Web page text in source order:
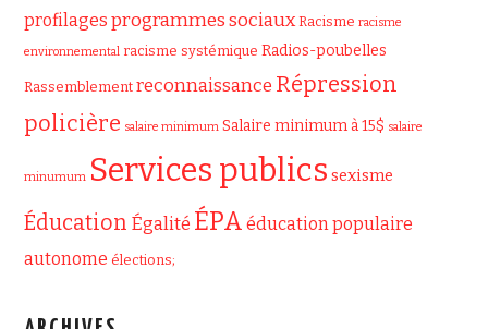
profilages programmes sociaux Racisme racisme
environnemental racisme systémique Radios-poubelles
Rassemblement reconnaissance Répression
policière salaire minimum Salaire minimum à 15$ salaire
minumum Services publics sexisme
Éducation Égalité ÉPA éducation populaire
autonome élections;